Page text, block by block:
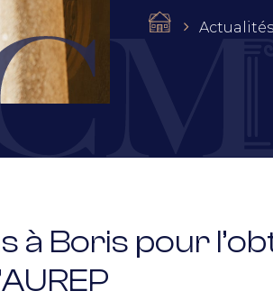
Actualités
à Boris pour
AUREP